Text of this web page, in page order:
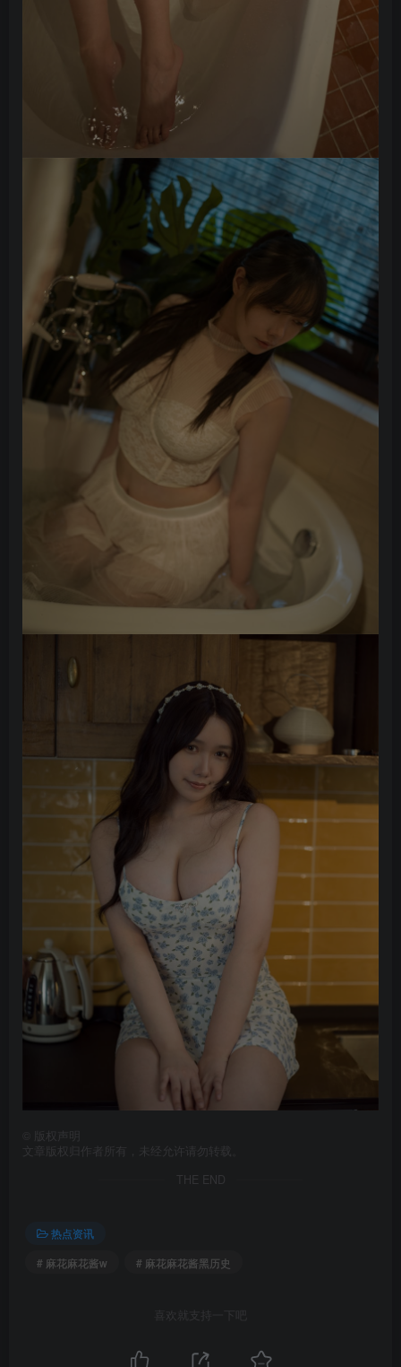
版权声明
文章版权归作者所有，未经允许请勿转载。
THE END
热点资讯
# 麻花麻花酱w
# 麻花麻花酱黑历史
喜欢就支持一下吧